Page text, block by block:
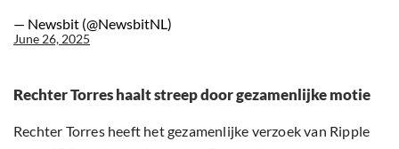
— Newsbit (@NewsbitNL)
June 26, 2025
Rechter Torres haalt streep door gezamenlijke motie
Rechter Torres heeft het gezamenlijke verzoek van Ripple